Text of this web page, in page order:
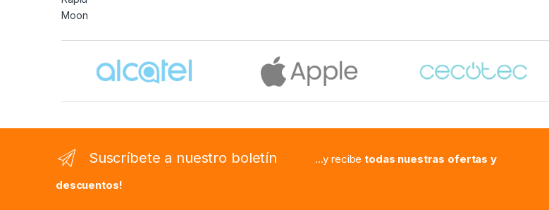
Suscríbete a nuestro boletín ...y recibetodas nuestras ofertas y
descuentos!